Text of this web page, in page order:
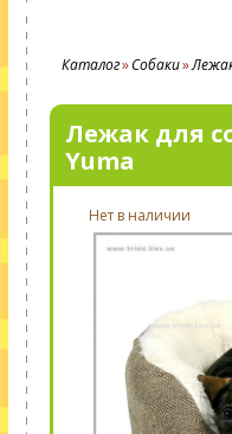
Каталог Собаки
Лежак для
Yuma
Нет в наличии